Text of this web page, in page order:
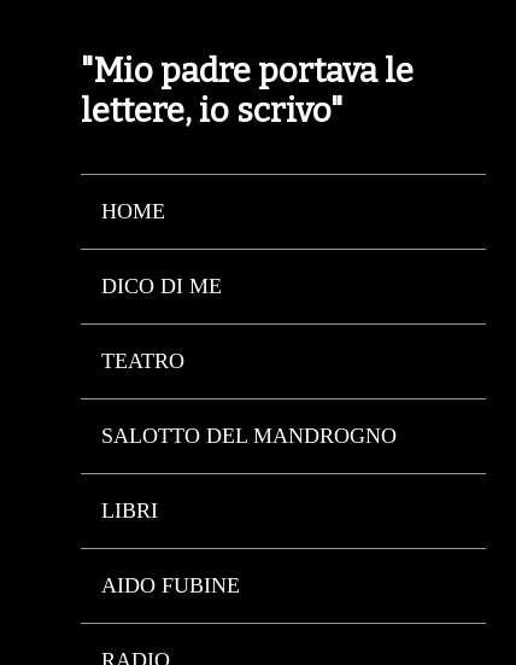
"Mio padre portava le
lettere, io scrivo"
HOME
DICO DI ME
TEATRO
SALOTTO DEL MANDROGNO
LIBRI
AIDO FUBINE
RADIO